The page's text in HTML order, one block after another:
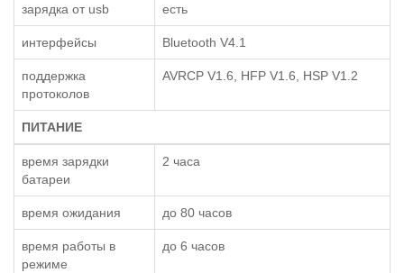
зарядка от usb есть
интерфейсы Bluetooth V4.1
поддержка
протоколов
AVRCP V1.6, HFP V1.6, HSP V1.2
ПИТАНИЕ
время зарядки
батареи
2 часа
время ожидания до 80 часов
время работы в
режиме
до 6 часов